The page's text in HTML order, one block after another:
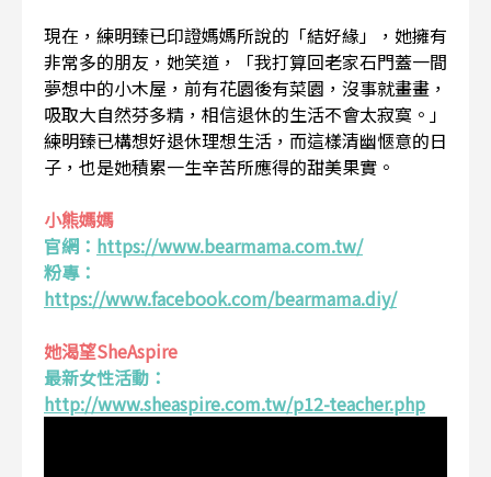
現在，練明臻已印證媽媽所說的「結好緣」，她擁有
非常多的朋友，她笑道，「我打算回老家石門蓋一間
夢想中的小木屋，前有花園後有菜園，沒事就畫畫，
吸取大自然芬多精，相信退休的生活不會太寂寞。」
練明臻已構想好退休理想生活，而這樣清幽愜意的日
子，也是她積累一生辛苦所應得的甜美果實。
小熊媽媽
官網： https://www.bearmama.com.tw/
粉專：
https://www.facebook.com/bearmama.diy/
她渴望SheAspire
最新女性活動：
http://www.sheaspire.com.tw/p12-teacher.php